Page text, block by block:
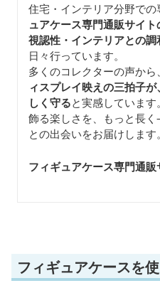
住宅・インテリア分野での
ュアケース専門通販サイ
視認性・インテリアとの
日々行っています。
多くのコレクターの声から、
ィスプレイ映えの三拍子
しく守ると実感しています。
飾る楽しさを、もっと長
との出会いをお届けします。
フィギュアケース専門通
フィギュアケースを